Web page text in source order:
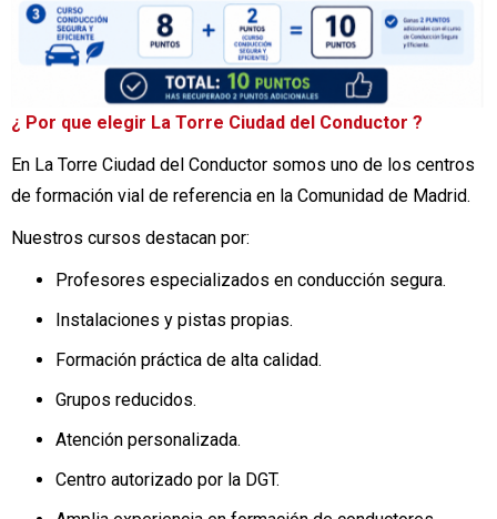
¿ Por que elegir La Torre Ciudad del Conductor ?
En La Torre Ciudad del Conductor somos uno de los centros
de formación vial de referencia en la Comunidad de Madrid.
Nuestros cursos destacan por:
Profesores especializados en conducción segura.
Instalaciones y pistas propias.
Formación práctica de alta calidad.
Grupos reducidos.
Atención personalizada.
Centro autorizado por la DGT.